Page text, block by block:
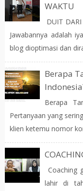
WAKTU
DUIT DARI
Jawabannya adalah
blog dioptimasi dan
Berapa
Berapa
Pertanyaan yang
klien ketemu nomor
Coaching
lahir di